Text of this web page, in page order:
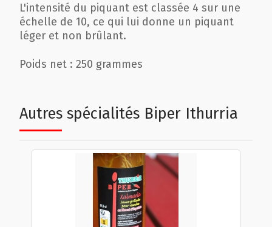
L'intensité du piquant est classée 4 sur une
échelle de 10, ce qui lui donne un piquant
léger et non brûlant.
Poids net : 250 grammes
Autres spécialités Biper Ithurria